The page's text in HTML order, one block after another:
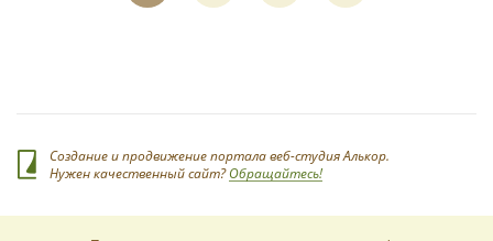
Создание и продвижение портала веб-студия Алькор.
Нужен качественный сайт?Обращайтесь!